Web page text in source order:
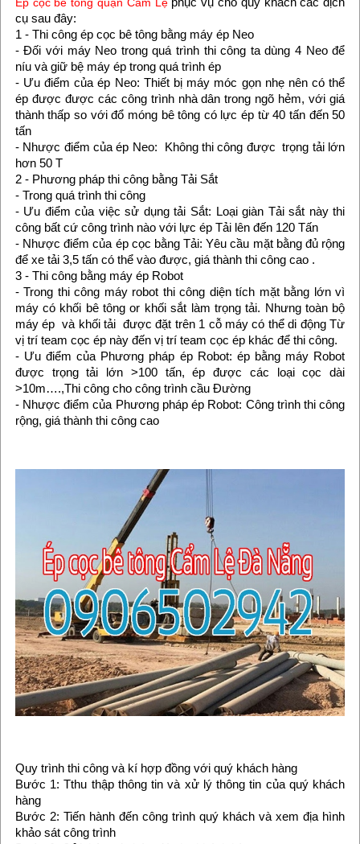
cụ sau đây:
1 - Thi công ép cọc bê tông bằng máy ép Neo
- Đối với máy Neo trong quá trình thi công ta dùng 4 Neo để
níu và giữ bệ máy ép trong quá trình ép
- Ưu điểm của ép Neo: Thiết bị máy móc gọn nhẹ nên có thể
ép được được các công trình nhà dân trong ngõ hẻm, với giá
thành thấp so với đổ móng bê tông có lực ép từ 40 tấn đến 50
tấn
- Nhược điểm của ép Neo: Không thi công được trọng tải lớn
hơn 50 T
2 - Phương pháp thi công bằng Tải Sắt
- Trong quá trình thi công
- Ưu điểm của việc sử dụng tải Sắt: Loại giàn Tải sắt này thi
công bất cứ công trình nào với lực ép Tải lên đến 120 Tấn
- Nhược điểm của ép cọc bằng Tải: Yêu cầu mặt bằng đủ rộng
để xe tải 3,5 tấn có thể vào được, giá thành thi công cao .
3 - Thi công bằng máy ép Robot
- Trong thi công máy robot thi công diện tích mặt bằng lớn vì
máy có khối bê tông or khối sắt làm trọng tải. Nhưng toàn bộ
máy ép và khối tải được đặt trên 1 cỗ máy có thể di động Từ
vị trí team cọc ép này đến vị trí team cọc ép khác để thi công.
- Ưu điểm của Phương pháp ép Robot: ép bằng máy Robot
được trọng tải lớn >100 tấn, ép được các loại cọc dài
>10m….,Thi công cho công trình cầu Đường
- Nhược điểm của Phương pháp ép Robot: Công trình thi công
rộng, giá thành thi công cao
Quy trình thi công và kí hợp đồng với quý khách hàng
Bước 1: Tthu thập thông tin và xử lý thông tin của quý khách
hàng
Bước 2: Tiến hành đến công trình quý khách và xem địa hình
khảo sát công trình